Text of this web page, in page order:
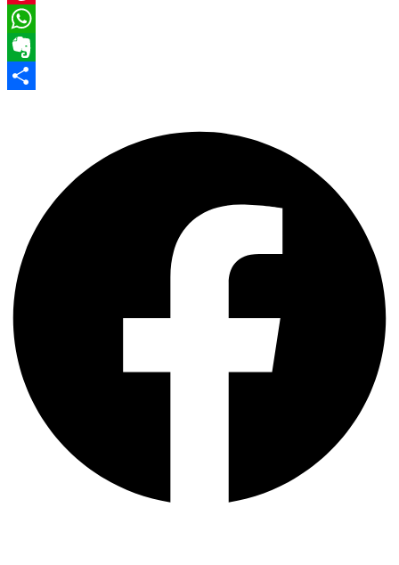
Pinterest
WhatsApp
Evernote